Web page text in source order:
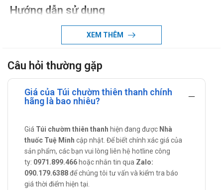
Hướng dẫn sử dụng
Chườm nóng Sưởi ấm:
Sử dụng nguồn điện 220V
thiết túi sưởi sẽ tự ngắt điện. (Nếu giắc cắm 1 đèn thì
đèn sẽ tự tắt, nếu giắc cắm 2 đèn thì đèn xanh sẽ
chuyển sang đèn đỏ)
Rút phích điện ra khỏi ổ cắm và túi chườm, lúc này có
Chườm lạnh: Đế sản phẩm vào tủ lạnh từ 2-4 tiếng sau đó
lẩy ra để chườm
Công dụng
Sưởi ấm trong những ngày giá rét!( Thay cho việc ngâm
chân vào nước muối nóng mỗi tối ).
XEM THÊM
Câu hỏi thường gặp
Giá của Túi chườm thiên thanh chính
hãng là bao nhiêu?
Giá Túi chườm thiên thanh hiện đang được Nhà
thuốc Tuệ Minh cập nhật. Để biết chính xác giá của
sản phẩm, các bạn vui lòng liên hệ hotline công
ty: 0971.899.466 hoặc nhắn tin qua Zalo:
090.179.6388để chúng tôi tư vấn và kiểm tra báo
giá thời điểm hiện tại.